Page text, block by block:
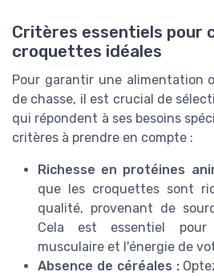
Critères essentiels pour
croquettes idéales
Pour garantir une alimentation
de chasse, il est crucial de
qui répondent à ses besoins
critères à prendre en compte :
Richesse en protéines
que les croquettes sont
qualité, provenant de
Cela est essentiel
musculaire et l'énergie de
Absence de céréales :